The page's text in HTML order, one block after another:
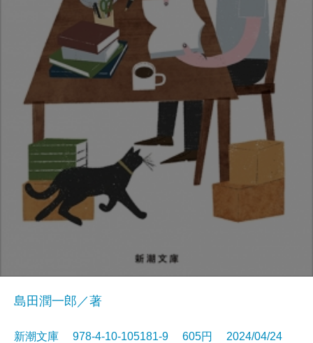
島田潤一郎／著
新潮文庫 978-4-10-105181-9 605円 2024/04/24